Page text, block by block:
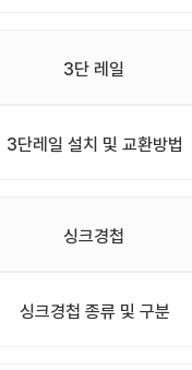
3단 레일
3단레일 설치 및 교환방법
싱크경첩
싱크경첩 종류 및 구분